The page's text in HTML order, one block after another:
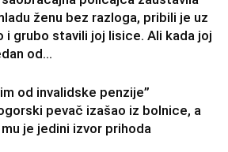
ženu bez razloga, pribili je uz
i grubo stavili joj lisice. Ali kada joj
od...
od invalidske penzije”
pevač izašao iz bolnice, a
je jedini izvor prihoda